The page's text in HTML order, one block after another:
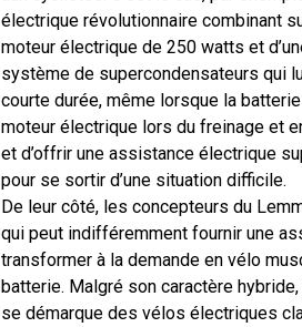
électrique révolutionnaire combinant
moteur électrique de 250 watts et
système de supercondensateurs qui
courte durée, même lorsque la
moteur électrique lors du freinage et
et d’offrir une assistance électrique
pour se sortir d’une situation difficile.
De leur côté, les concepteurs du
qui peut indifféremment fournir une
transformer à la demande en vélo
batterie. Malgré son caractère
se démarque des vélos électriques